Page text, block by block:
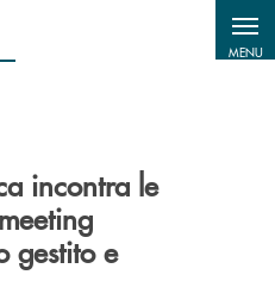
MENU
incontra le
gestito e